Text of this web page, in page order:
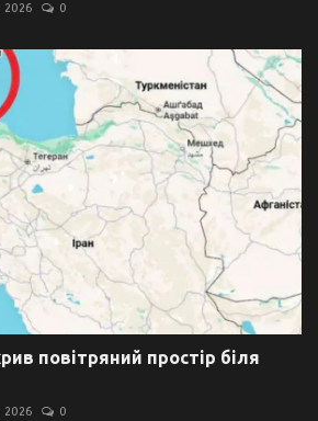
2026 0
повітряний простір біля
2026 0